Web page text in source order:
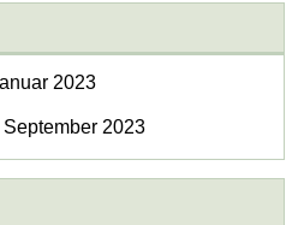
2023
2023